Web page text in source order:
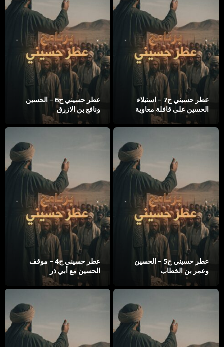
عطر حسيني ح7 – استيلاء
الحسين على قافلة معاوية
عطر حسيني ح6 – الحسين
ونافع بن الازرق
عطر حسيني ح5 – الحسين
وعمر بن الخطاب
عطر حسيني ح4 – موقف
الحسين مع أبي ذر